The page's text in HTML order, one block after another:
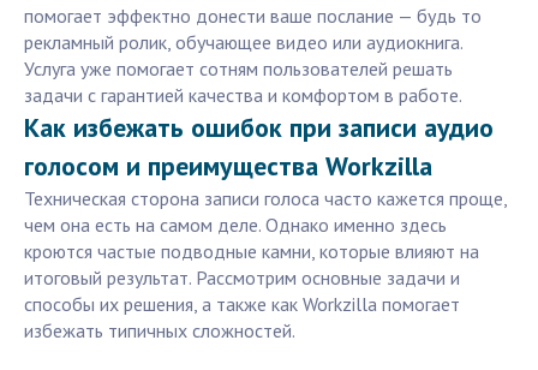
помогает эффектно донести ваше послание — будь то
рекламный ролик, обучающее видео или аудиокнига.
Услуга уже помогает сотням пользователей решать
задачи с гарантией качества и комфортом в работе.
Как избежать ошибок при записи аудио
голосом и преимущества Workzilla
Техническая сторона записи голоса часто кажется проще,
чем она есть на самом деле. Однако именно здесь
кроются частые подводные камни, которые влияют на
итоговый результат. Рассмотрим основные задачи и
способы их решения, а также как Workzilla помогает
избежать типичных сложностей.